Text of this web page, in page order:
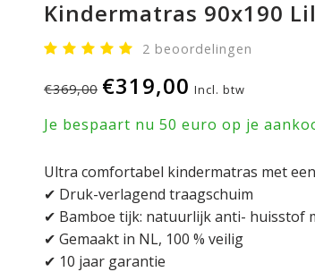
Kindermatras 90x190
2 beoordelingen
€369,00 €319,00 Incl. btw
Je bespaart nu 50 euro op je
Ultra comfortabel kindermatras met
✔ Druk-verlagend traagschuim
✔ Bamboe tijk: natuurlijk anti- huisstof
✔ Gemaakt in NL, 100 % veilig
✔ 10 jaar garantie